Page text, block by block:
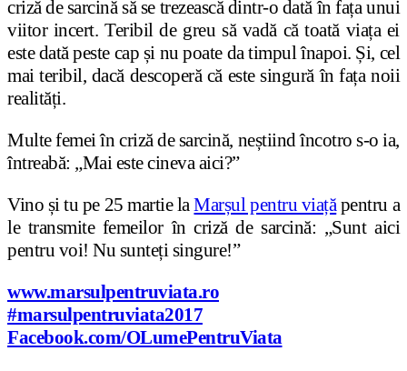
criză de sarcină să se trezească dintr-o dată în fața unui
viitor incert. Teribil de greu să vadă că toată viața ei
este dată peste cap și nu poate da timpul înapoi. Și, cel
mai teribil, dacă descoperă că este singură în fața noii
realități.
Multe femei în criză de sarcină, neștiind încotro s-o ia,
întreabă: „Mai este cineva aici?”
Vino și tu pe 25 martie laMarșul pentru viațăpentru a
le transmite femeilor în criză de sarcină: „Sunt aici
pentru voi! Nu sunteți singure!”
www.marsulpentruviata.ro
#marsulpentruviata2017
Facebook.com/OLumePentruViata